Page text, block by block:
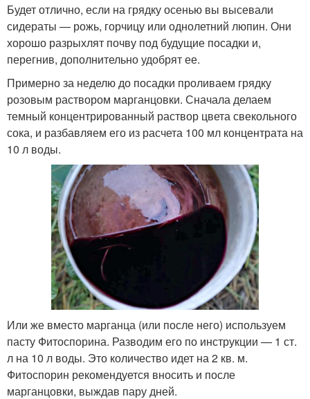
Будет отлично, если на грядку осенью вы высевали
сидераты — рожь, горчицу или однолетний люпин. Они
хорошо разрыхлят почву под будущие посадки и,
перегнив, дополнительно удобрят ее.
Примерно за неделю до посадки проливаем грядку
розовым раствором марганцовки. Сначала делаем
темный концентрированный раствор цвета свекольного
сока, и разбавляем его из расчета 100 мл концентрата на
10 л воды.
Или же вместо марганца (или после него) используем
пасту Фитоспорина. Разводим его по инструкции — 1 ст.
л на 10 л воды. Это количество идет на 2 кв. м.
Фитоспорин рекомендуется вносить и после
марганцовки, выждав пару дней.